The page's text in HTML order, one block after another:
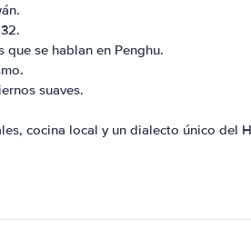
se hablan en Penghu.
suaves.
cocina local y un dialecto único del